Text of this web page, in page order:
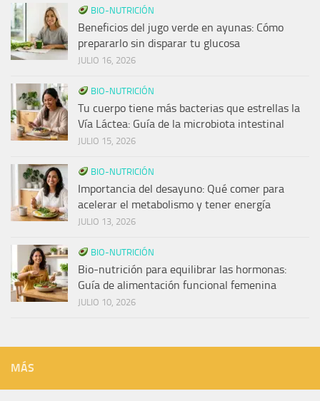
BIO-NUTRICIÓN
Beneficios del jugo verde en ayunas: Cómo
prepararlo sin disparar tu glucosa
JULIO 16, 2026
BIO-NUTRICIÓN
Tu cuerpo tiene más bacterias que estrellas la
Vía Láctea: Guía de la microbiota intestinal
JULIO 15, 2026
BIO-NUTRICIÓN
Importancia del desayuno: Qué comer para
acelerar el metabolismo y tener energía
JULIO 13, 2026
BIO-NUTRICIÓN
Bio-nutrición para equilibrar las hormonas:
Guía de alimentación funcional femenina
JULIO 10, 2026
MÁS